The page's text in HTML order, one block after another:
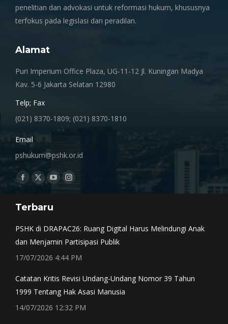
penelitian dan advokasi untuk reformasi hukum, khususnya
terfokus pada legislasi dan peradilan.
Alamat
Puri Imperium Office Plaza, UG-11-12 Jl. Kuningan Madya
Kav. 5-6 Jakarta Selatan 12980
Telp; Fax
(021) 8370-1809; (021) 8370-1810
Email
pshukum@pshk.or.id
Find us on:
Facebook
opens
window
X
opens
window
YouTube
opens
Instagram
window
Terbaru
PSHK di DRAPAC26: Ruang Digital Harus Melindungi Anak
dan Menjamin Partisipasi Publik
17/07/2026 4:44 PM
Catatan Kritis Revisi Undang-Undang Nomor 39 Tahun
1999 Tentang Hak Asasi Manusia
14/07/2026 12:32 PM